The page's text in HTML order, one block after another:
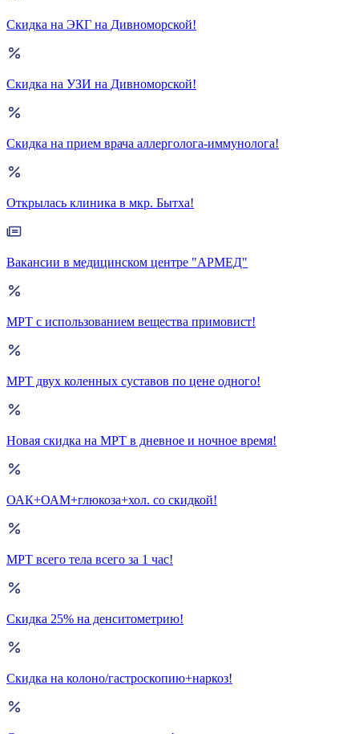
Скидка на ЭКГ на Дивноморской!
Скидка на УЗИ на Дивноморской!
Скидка на прием врача аллерголога-иммунолога!
Открылась клиника в мкр. Бытха!
Вакансии в медицинском центре "АРМЕД"
МРТ с использованием вещества примовист!
МРТ двух коленных суставов по цене одного!
Новая скидка на МРТ в дневное и ночное время!
ОАК+ОАМ+глюкоза+хол. со скидкой!
МРТ всего тела всего за 1 час!
Скидка 25% на денситометрию!
Скидка на колоно/гастроскопию+наркоз!